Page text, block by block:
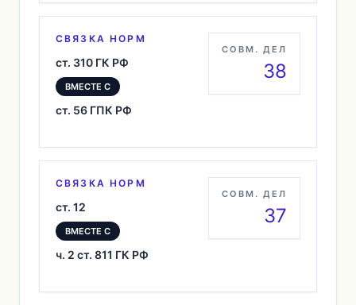
СВЯЗКА НОРМ
ст. 310 ГК РФ
ВМЕСТЕ С
ст. 56 ГПК РФ
СОВМ. ДЕЛ
38
СВЯЗКА НОРМ
ст. 12
ВМЕСТЕ С
ч. 2 ст. 811 ГК РФ
СОВМ. ДЕЛ
37